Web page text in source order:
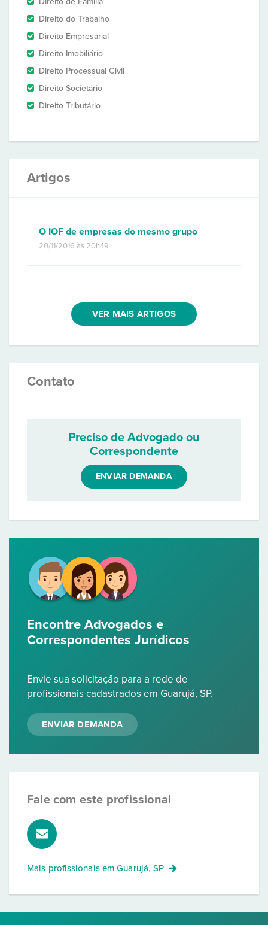
Direito do Trabalho
Direito Empresarial
Direito Imobiliário
Direito Processual Civil
Direito Societário
Direito Tributário
Artigos
O IOF de empresas do mesmo grupo
20/11/2016 às 20h49
VER MAIS ARTIGOS
Contato
Preciso de Advogado ou
Correspondente
ENVIAR DEMANDA
Encontre Advogados e
Correspondentes Jurídicos
Envie sua solicitação para a rede de
profissionais cadastrados em Guarujá, SP.
ENVIAR DEMANDA
Fale com este profissional
Mais profissionais emGuarujá, SP